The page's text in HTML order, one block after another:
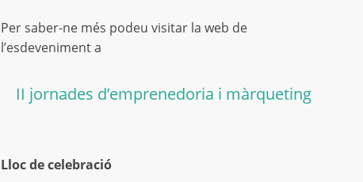
Per saber-ne més podeu visitar la web de
l’esdeveniment a
II jornades d’emprenedoria i màrqueting
Lloc de celebració